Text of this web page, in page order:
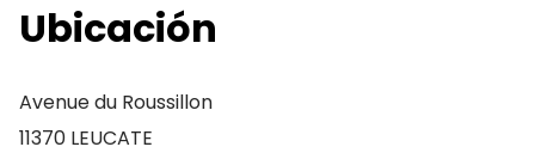
Ubicación
Avenue du Roussillon
11370 LEUCATE